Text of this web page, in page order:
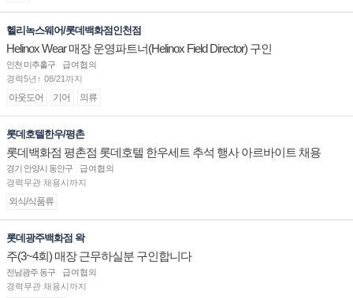
헬리녹스웨어/롯데백화점인천점
Helinox Wear 매장 운영파트너(Helinox Field Director) 구인
인천 미추홀구
급여협의
경력5년↑ 08/21까지
아웃도어 기어 의류
롯데호텔한우/평촌
롯데백화점 평촌점 롯데호텔 한우세트 추석 행사 아르바이트 채용
경기 안양시 동안구
급여협의
경력무관 채용시까지
외식/식품류
롯데광주백화점 왁
주(3~4회) 매장 근무하실분 구인합니다
전남광주 동구
급여협의
경력무관 채용시까지